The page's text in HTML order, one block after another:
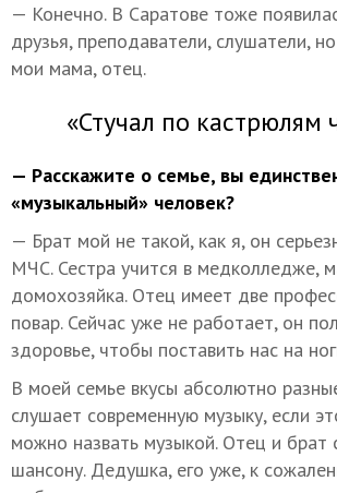
— Конечно. В Саратове тоже
друзья, преподаватели, слушатели,
мои мама, отец.
«Стучал по кастрюлям
— Расскажите о семье, вы
«музыкальный» человек?
— Брат мой не такой, как я, он
МЧС. Сестра учится в медколледже,
домохозяйка. Отец имеет две
повар. Сейчас уже не работает, он
здоровье, чтобы поставить нас на
В моей семье вкусы абсолютно
слушает современную музыку, если
можно назвать музыкой. Отец и брат
шансону. Дедушка, его уже, к